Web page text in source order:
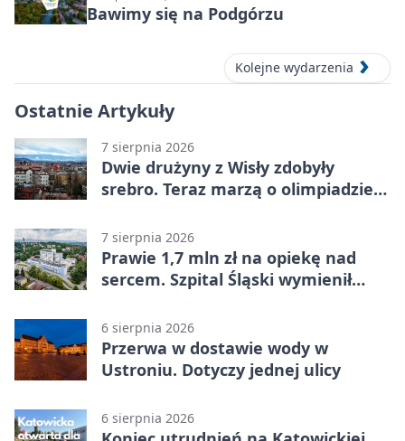
Bawimy się na Podgórzu
Kolejne wydarzenia
Ostatnie Artykuły
7 sierpnia 2026
Dwie drużyny z Wisły zdobyły
srebro. Teraz marzą o olimpiadzie
7 sierpnia 2026
Prawie 1,7 mln zł na opiekę nad
sercem. Szpital Śląski wymienił
6 sierpnia 2026
Przerwa w dostawie wody w
Ustroniu. Dotyczy jednej ulicy
6 sierpnia 2026